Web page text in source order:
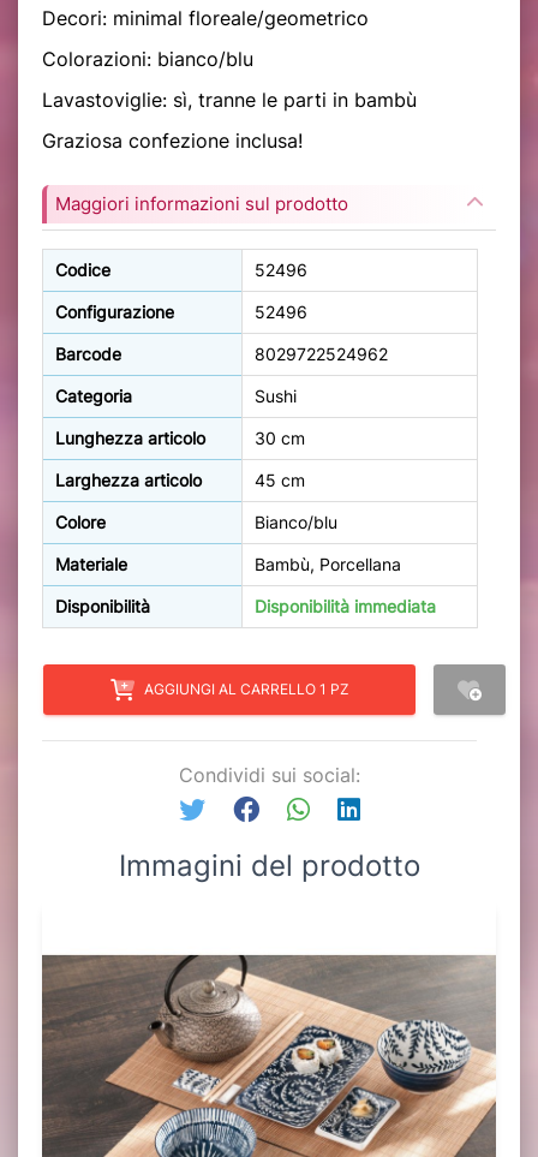
Decori: minimal floreale/geometrico
Colorazioni: bianco/blu
Lavastoviglie: sì, tranne le parti in bambù
Graziosa confezione inclusa!
Maggiori informazioni sul prodotto
Codice 52496
Configurazione 52496
Barcode 8029722524962
Categoria Sushi
Lunghezza articolo 30 cm
Larghezza articolo 45 cm
Colore Bianco/blu
Materiale Bambù, Porcellana
Disponibilità Disponibilità immediata
AGGIUNGI AL CARRELLO 1 PZ
Condividi sui social:
Immagini del prodotto